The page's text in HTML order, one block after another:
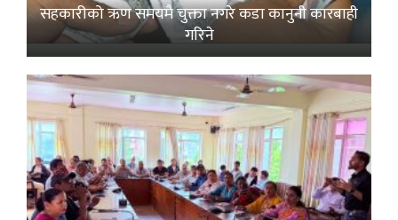
सहकारीको ऋण समयमै चुक्ता नगरे कडा कानुनी कारबाही
गरिने